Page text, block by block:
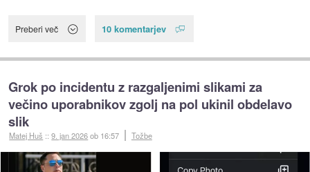
Preberi več 10 komentarjev
Grok po incidentu z razgaljenimi slikami za
večino uporabnikov zgolj na pol ukinil obdelavo
slik
Matej Huš ::9. jan 2026ob 16:57 Tožbe